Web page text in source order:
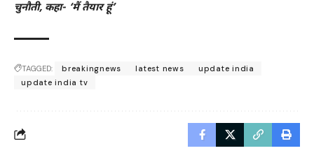
चुनौती, कहा- ‘मैं तैयार हूं’
TAGGED: breakingnews latest news
update india
update india tv